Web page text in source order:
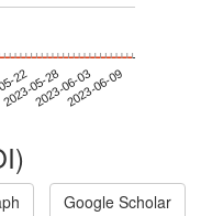
22
2023-05-282023-06-032023-06-09
Google Scholar